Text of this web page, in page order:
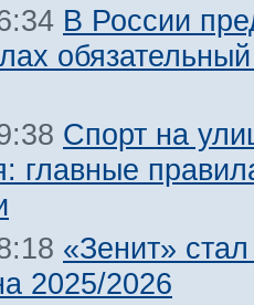
В России
Спорт на
главные
«Зенит»
2025/2026